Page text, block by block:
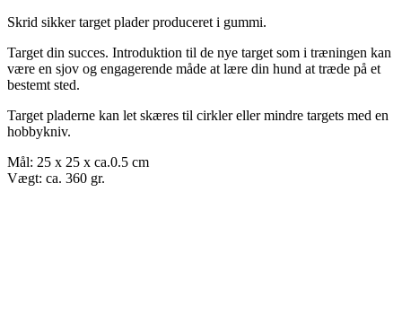
Skrid sikker target plader produceret i gummi.
Target din succes. Introduktion til de nye target som i træningen kan
være en sjov og engagerende måde at lære din hund at træde på et
bestemt sted.
Target pladerne kan let skæres til cirkler eller mindre targets med en
hobbykniv.
Mål: 25 x 25 x ca.0.5 cm
Vægt: ca. 360 gr.